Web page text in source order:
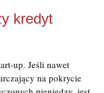
kredyt
up. Jeśli nawet
na pokrycie